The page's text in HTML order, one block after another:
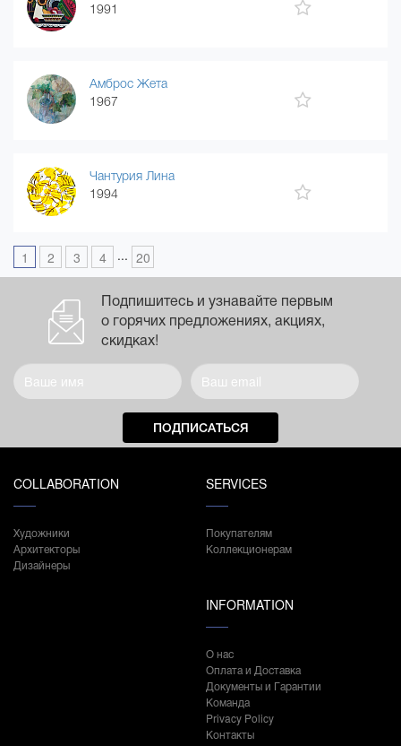
1991
Амброс Жета
1967
Чантурия Лина
1994
1 2 3 4 ... 20
Подпишитесь и узнавайте первым
о горячих предложениях, акциях,
скидках!
ПОДПИСАТЬСЯ
COLLABORATION
Художники
Архитекторы
Дизайнеры
SERVICES
Покупателям
Коллекционерам
INFORMATION
О нас
Оплата и Доставка
Документы и Гарантии
Команда
Privacy Policy
Контакты